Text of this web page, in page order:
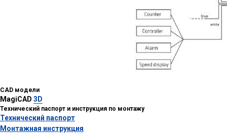
CAD модели
MagiCAD 3D
Технический паспорт и инструкция по монтажу
Технический паспорт
Монтажная инструкция